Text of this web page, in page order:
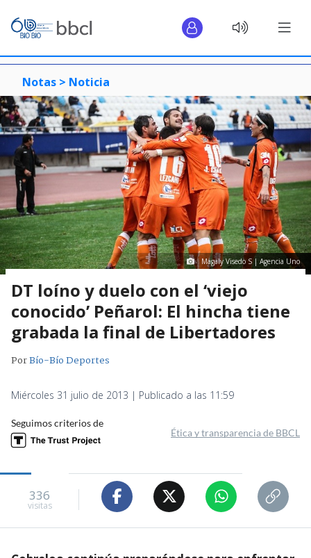
Notas > Noticia
Magaly Visedo S | Agencia Uno
DT loíno y duelo con el ‘viejo
conocido’ Peñarol: El hincha tiene
grabada la final de Libertadores
PorBío-Bío Deportes
Miércoles 31 julio de 2013 | Publicado a las 11:59
Seguimos criterios de
Ética y transparencia de BBCL
336
visitas